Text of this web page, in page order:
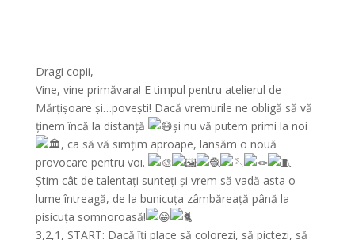
Dragi copii,
Vine, vine primăvara! E timpul pentru atelierul de
Mărțișoare și…povești! Dacă vremurile ne obligă să vă
ținem încă la distanță
și nu vă putem primi la noi
, ca să vă simțim aproape, lansăm o nouă
provocare pentru voi.
Știm cât de talentați sunteți și vrem să vadă asta o
lume întreagă, de la bunicuța zâmbăreață până la
pisicuța somnoroasă!
3,2,1, START: Dacă îți place să colorezi, să pictezi, să